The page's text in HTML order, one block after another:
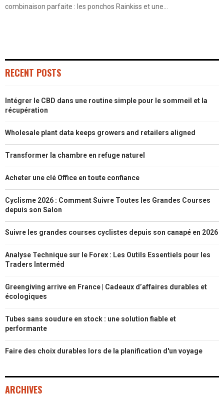
combinaison parfaite : les ponchos Rainkiss et une...
RECENT POSTS
Intégrer le CBD dans une routine simple pour le sommeil et la
récupération
Wholesale plant data keeps growers and retailers aligned
Transformer la chambre en refuge naturel
Acheter une clé Office en toute confiance
Cyclisme 2026 : Comment Suivre Toutes les Grandes Courses
depuis son Salon
Suivre les grandes courses cyclistes depuis son canapé en 2026
Analyse Technique sur le Forex : Les Outils Essentiels pour les
Traders Interméd
Greengiving arrive en France | Cadeaux d’affaires durables et
écologiques
Tubes sans soudure en stock : une solution fiable et
performante
Faire des choix durables lors de la planification d'un voyage
ARCHIVES